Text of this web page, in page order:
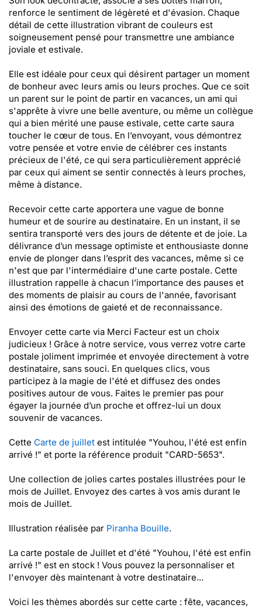
renforce le sentiment de légèreté et d'évasion. Chaque
détail de cette illustration vibrant de couleurs est
soigneusement pensé pour transmettre une ambiance
joviale et estivale.
Elle est idéale pour ceux qui désirent partager un moment
de bonheur avec leurs amis ou leurs proches. Que ce soit
un parent sur le point de partir en vacances, un ami qui
s'apprête à vivre une belle aventure, ou même un collègue
qui a bien mérité une pause estivale, cette carte saura
toucher le cœur de tous. En l’envoyant, vous démontrez
votre pensée et votre envie de célébrer ces instants
précieux de l'été, ce qui sera particulièrement apprécié
par ceux qui aiment se sentir connectés à leurs proches,
même à distance.
Recevoir cette carte apportera une vague de bonne
humeur et de sourire au destinataire. En un instant, il se
sentira transporté vers des jours de détente et de joie. La
délivrance d’un message optimiste et enthousiaste donne
envie de plonger dans l’esprit des vacances, même si ce
n'est que par l'intermédiaire d'une carte postale. Cette
illustration rappelle à chacun l’importance des pauses et
des moments de plaisir au cours de l'année, favorisant
ainsi des émotions de gaieté et de reconnaissance.
Envoyer cette carte via Merci Facteur est un choix
judicieux ! Grâce à notre service, vous verrez votre carte
postale joliment imprimée et envoyée directement à votre
destinataire, sans souci. En quelques clics, vous
participez à la magie de l'été et diffusez des ondes
positives autour de vous. Faites le premier pas pour
égayer la journée d’un proche et offrez-lui un doux
souvenir de vacances.
Cette Carte de juillet est intitulée "Youhou, l'été est enfin
arrivé !" et porte la référence produit "CARD-5653".
Une collection de jolies cartes postales illustrées pour le
mois de Juillet. Envoyez des cartes à vos amis durant le
mois de Juillet.
Illustration réalisée par Piranha Bouille.
La carte postale de Juillet et d'été "Youhou, l'été est enfin
arrivé !" est en stock ! Vous pouvez la personnaliser et
l'envoyer dès maintenant à votre destinataire...
Voici les thèmes abordés sur cette carte : fête, vacances,